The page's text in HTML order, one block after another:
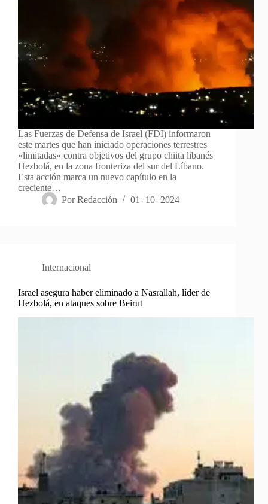
Las Fuerzas de Defensa de Israel (FDI) informaron
este martes que han iniciado operaciones terrestres
«limitadas» contra objetivos del grupo chiita libanés
Hezbolá, en la zona fronteriza del sur del Líbano.
Esta acción marca un nuevo capítulo en la
creciente…
Por Redacción 01- 10- 2024
Internacional
Israel asegura haber eliminado a Nasrallah, líder de
Hezbolá, en ataques sobre Beirut